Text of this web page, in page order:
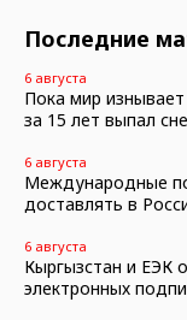
Последние
6 августа
Пока мир
за 15 лет выпал
6 августа
Международные
доставлять в
6 августа
Кыргызстан и ЕЭК
электронных